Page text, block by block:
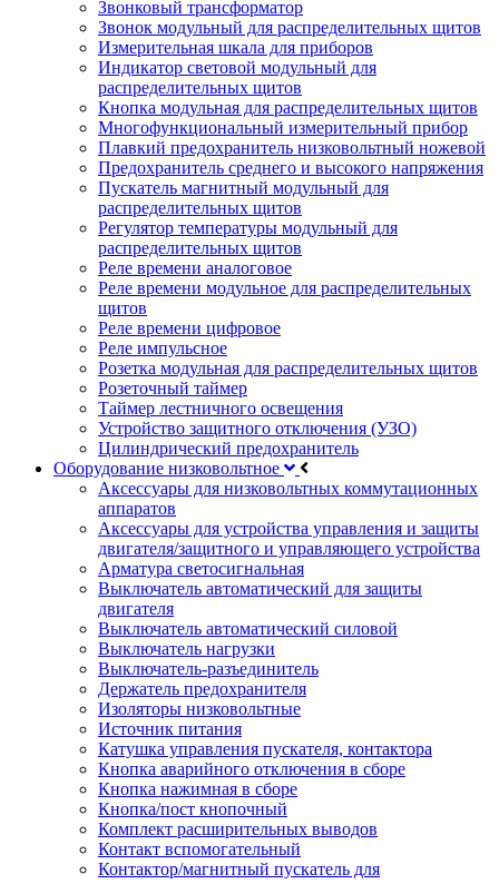
Звонковый трансформатор
Звонок модульный для распределительных щитов
Измерительная шкала для приборов
Индикатор световой модульный для
распределительных щитов
Кнопка модульная для распределительных щитов
Многофункциональный измерительный прибор
Плавкий предохранитель низковольтный ножевой
Предохранитель среднего и высокого напряжения
Пускатель магнитный модульный для
распределительных щитов
Регулятор температуры модульный для
распределительных щитов
Реле времени аналоговое
Реле времени модульное для распределительных
щитов
Реле времени цифровое
Реле импульсное
Розетка модульная для распределительных щитов
Розеточный таймер
Таймер лестничного освещения
Устройство защитного отключения (УЗО)
Цилиндрический предохранитель
Оборудование низковольтное
Аксессуары для низковольтных коммутационных
аппаратов
Аксессуары для устройства управления и защиты
двигателя/защитного и управляющего устройства
Арматура светосигнальная
Выключатель автоматический для защиты
двигателя
Выключатель автоматический силовой
Выключатель нагрузки
Выключатель-разъединитель
Держатель предохранителя
Изоляторы низковольтные
Источник питания
Катушка управления пускателя, контактора
Кнопка аварийного отключения в сборе
Кнопка нажимная в сборе
Кнопка/пост кнопочный
Комплект расширительных выводов
Контакт вспомогательный
Контактор/магнитный пускатель для